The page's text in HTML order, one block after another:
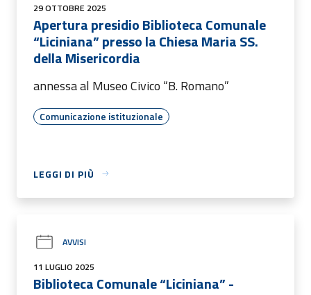
29 OTTOBRE 2025
Apertura presidio Biblioteca Comunale
“Liciniana” presso la Chiesa Maria SS.
della Misericordia
annessa al Museo Civico “B. Romano”
Comunicazione istituzionale
LEGGI DI PIÙ
AVVISI
11 LUGLIO 2025
Biblioteca Comunale “Liciniana” -